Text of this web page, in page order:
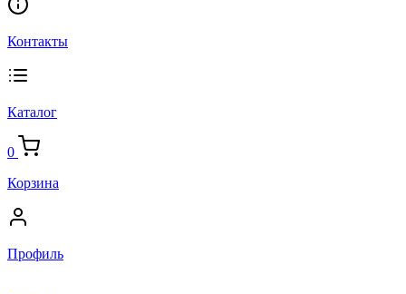
Контакты
Каталог
0
Корзина
Профиль